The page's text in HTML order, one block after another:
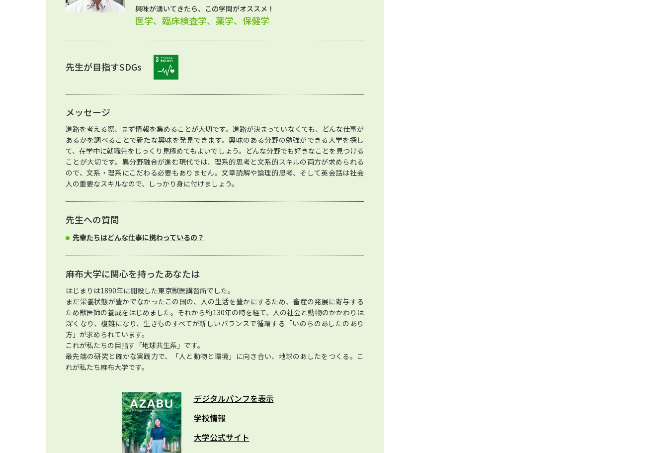
興味が湧いてきたら、この学問がオススメ！
医学、臨床検査学、薬学、保健学
先生が目指すSDGs
メッセージ
進路を考える際、まず情報を集めることが大切です。進路が決まっていなくても、どんな仕事が
あるかを調べることで新たな興味を発見できます。興味のある分野の勉強ができる大学を探し
て、在学中に就職先をじっくり見極めてもよいでしょう。どんな分野でも好きなことを見つける
ことが大切です。異分野融合が進む現代では、理系的思考と文系的スキルの両方が求められる
ので、文系・理系にこだわる必要もありません。文章読解や論理的思考、そして英会話は社会
人の重要なスキルなので、しっかり身に付けましょう。
先生への質問
先輩たちはどんな仕事に携わっているの？
麻布大学に関心を持ったあなたは
はじまりは1890年に開設した東京獣医講習所でした。
まだ栄養状態が豊かでなかったこの国の、人の生活を豊かにするため、畜産の発展に寄与する
ため獣医師の養成をはじめました。それから約130年の時を経て、人の社会と動物のかかわりは
深くなり、複雑になり、生きものすべてが新しいバランスで循環する「いのちのあしたのあり
方」が求められています。
これが私たちの目指す「地球共生系」です。
最先端の研究と確かな実践力で、「人と動物と環境」に向き合い、地球のあしたをつくる。こ
れが私たち麻布大学です。
デジタルパンフを表示
学校情報
大学公式サイト